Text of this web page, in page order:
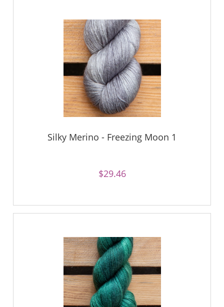
Silky Merino - Freezing Moon 1
$29.46